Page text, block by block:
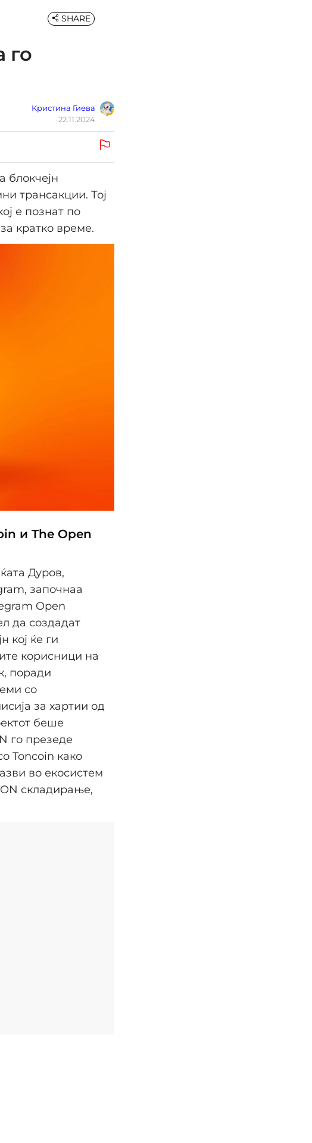
го
Кристина Гиева
22.11.2024
SHARE
блокчејн
трансакции. Тој
е познат по
кратко време.
и The Open
Дуров,
започнаа
Open
да создадат
кој ќе ги
корисници на
поради
со
за хартии од
беше
го презеде
Toncoin како
во екосистем
складирање,